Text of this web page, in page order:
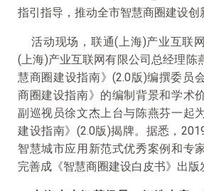
指引指导，推动全市智慧商圈建设创
活动现场，联通(上海)产业互联
(上海)产业互联网有限公司总经理陈
慧商圈建设指南》(2.0版)编撰委员
商圈建设指南》的编制背景和学术
副巡视员徐文杰上台与陈燕芬一起
建设指南》(2.0版)揭牌。据悉，
智慧城市应用新范式优秀案例和专
完善成《智慧商圈建设白皮书》出版